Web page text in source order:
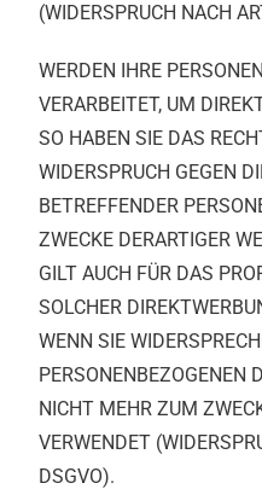
(WIDERSPRUCH NACH
WERDEN IHRE
VERARBEITET, UM
SO HABEN SIE DAS
WIDERSPRUCH GEGEN
BETREFFENDER
ZWECKE DERARTIGER
GILT AUCH FÜR DAS
SOLCHER
WENN SIE
PERSONENBEZOGENEN
NICHT MEHR ZUM
VERWENDET
DSGVO).